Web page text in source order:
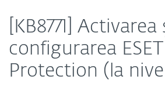
[KB8771] Activarea
configurarea
Protection (la